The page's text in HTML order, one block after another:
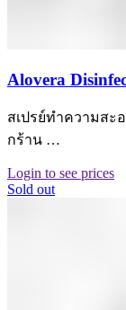
Alovera
สเปรย์ทำความส
กร้าน …
Login to see prices
Sold out